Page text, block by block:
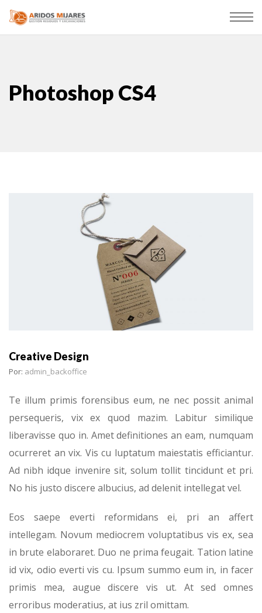
Photoshop CS4
Creative Design
Por: admin_backoffice
Te illum primis forensibus eum, ne nec possit animal
persequeris, vix ex quod mazim. Labitur similique
liberavisse quo in. Amet definitiones an eam, numquam
ocurreret an vix. Vis cu luptatum maiestatis efficiantur.
Ad nibh idque invenire sit, solum tollit tincidunt et pri.
No his justo discere albucius, ad delenit intellegat vel.
Eos saepe everti reformidans ei, pri an affert
intellegam. Novum mediocrem voluptatibus vis ex, sea
in brute elaboraret. Duo ne prima feugait. Tation latine
id vix, odio everti vis cu. Ipsum summo eum in, in facer
primis mea, augue discere vis ut. At sed omnes
erroribus moderatius, at ius zril omittam.